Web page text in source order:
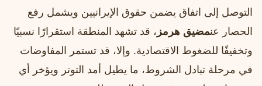
التوصل إلى اتفاق يضمن حقوق الإيرانيين ويشمل رفع
الحصار عنمضيق هرمز ، قد تشهد المنطقة استقرارًا نسبيًا
وتخفيفًا للضغوط الاقتصادية. وإلا، قد تستمر المفاوضات
في مرحلة تبادل الشروط، ما يطيل أمد التوتر ويؤخر أي